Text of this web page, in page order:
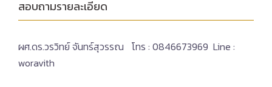
สอบถามรายละเอียด
ผศ.ดร.วรวิทย์ จันทร์สุวรรณ โทร : 0846673969 Line :
woravith